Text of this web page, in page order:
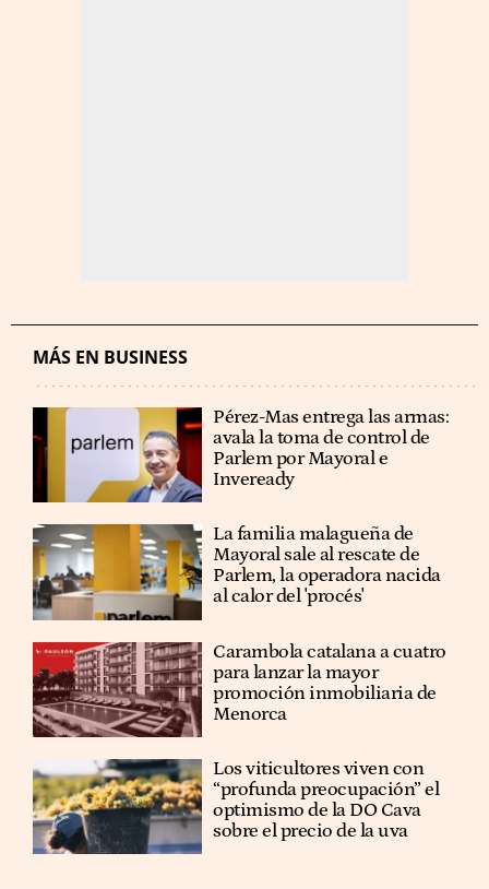
MÁS EN BUSINESS
Pérez-Mas entrega las armas:
avala la toma de control de
Parlem por Mayoral e
Inveready
La familia malagueña de
Mayoral sale al rescate de
Parlem, la operadora nacida
al calor del 'procés'
Carambola catalana a cuatro
para lanzar la mayor
promoción inmobiliaria de
Menorca
Los viticultores viven con
“profunda preocupación” el
optimismo de la DO Cava
sobre el precio de la uva